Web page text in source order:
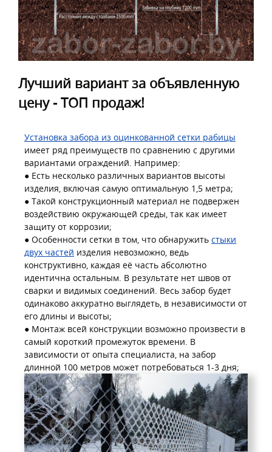
Лучший вариант за объявленную
цену - ТОП продаж!
Установка забора из оцинкованной сетки рабицы
имеет ряд преимуществ по сравнению с другими
вариантами ограждений. Например:
● Есть несколько различных вариантов высоты
изделия, включая самую оптимальную 1,5 метра;
● Такой конструкционный материал не подвержен
воздействию окружающей среды, так как имеет
защиту от коррозии;
● Особенности сетки в том, что обнаружить стыки
двух частей изделия невозможно, ведь
конструктивно, каждая её часть абсолютно
идентична остальным. В результате нет швов от
сварки и видимых соединений. Весь забор будет
одинаково аккуратно выглядеть, в независимости от
его длины и высоты;
● Монтаж всей конструкции возможно произвести в
самый короткий промежуток времени. В
зависимости от опыта специалиста, на забор
длинной 100 метров может потребоваться 1-3 дня;